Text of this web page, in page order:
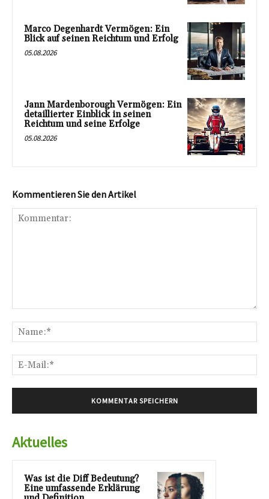
Marco Degenhardt Vermögen: Ein
Blick auf seinen Reichtum und Erfolg
05.08.2026
Jann Mardenborough Vermögen: Ein
detaillierter Einblick in seinen
Reichtum und seine Erfolge
05.08.2026
Kommentieren Sie den Artikel
Aktuelles
Was ist die Diff Bedeutung?
Eine umfassende Erklärung